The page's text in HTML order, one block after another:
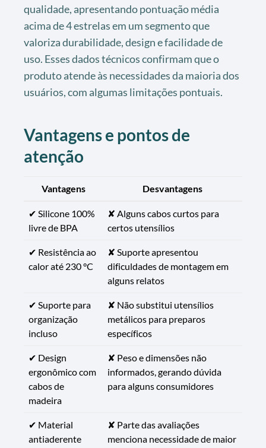
qualidade, apresentando pontuação média
acima de 4 estrelas em um segmento que
valoriza durabilidade, design e facilidade de
uso. Esses dados técnicos confirmam que o
produto atende às necessidades da maioria dos
usuários, com algumas limitações pontuais.
Vantagens e pontos de
atenção
Vantagens Desvantagens
✔ Silicone 100%
livre de BPA
✘ Alguns cabos curtos para
certos utensílios
✔ Resistência ao
calor até 230 °C
✘ Suporte apresentou
dificuldades de montagem em
alguns relatos
✔ Suporte para
organização
incluso
✘ Não substitui utensílios
metálicos para preparos
específicos
✔ Design
ergonômico com
cabos de
madeira
✘ Peso e dimensões não
informados, gerando dúvida
para alguns consumidores
✔ Material
antiaderente
✘ Parte das avaliações
menciona necessidade de maior